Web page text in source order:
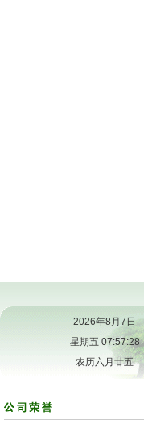
2026年8月7日
星期五 07:57:29
农历六月廿五